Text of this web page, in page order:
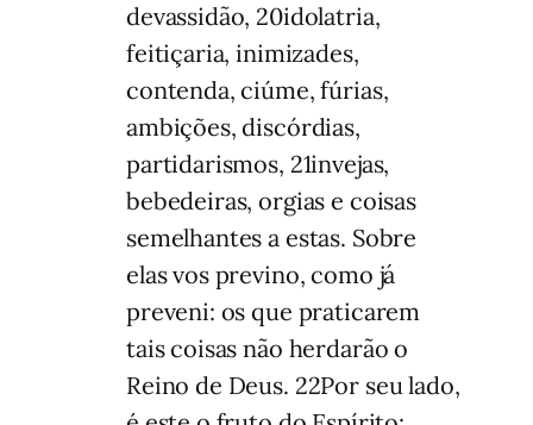
devassidão, 20idolatria,
feitiçaria, inimizades,
contenda, ciúme, fúrias,
ambições, discórdias,
partidarismos, 21invejas,
bebedeiras, orgias e coisas
semelhantes a estas. Sobre
elas vos previno, como já
preveni: os que praticarem
tais coisas não herdarão o
Reino de Deus. 22Por seu lado,